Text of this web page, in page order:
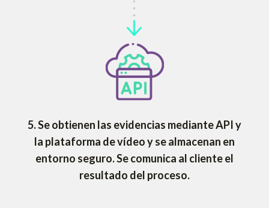
5.Se obtienen las evidencias mediante API y
la plataforma de vídeo y se almacenan en
entorno seguro. Se comunica al cliente el
resultado del proceso.